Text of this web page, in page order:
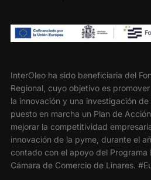
InterOleo ha sido beneficiaria del
Regional, cuyo objetivo es
la innovación y una investigación
puesto en marcha un Plan de
mejorar la competitividad
innovación de la pyme, durante el
contado con el apoyo del Programa
Cámara de Comercio de Linares.